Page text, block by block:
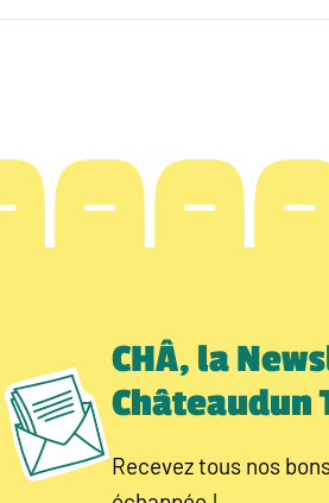
CHÂ, la
Châteaudun
Recevez tous nos